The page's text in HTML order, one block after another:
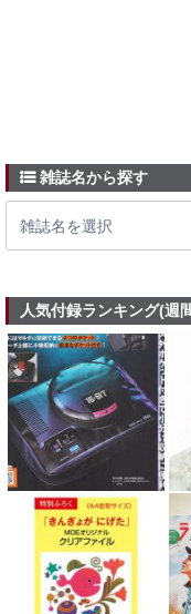
雑誌名から探す
人気付録ランキング(週